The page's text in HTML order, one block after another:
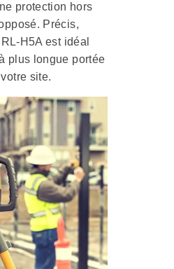
protection hors
Précis,
H5A est idéal
plus longue portée
site.